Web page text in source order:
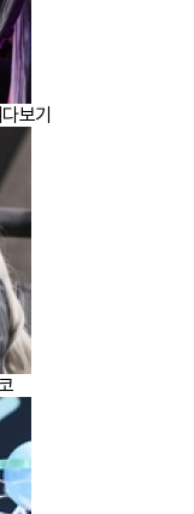
보기